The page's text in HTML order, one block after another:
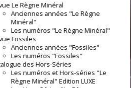
Le Règne Minéral
Anciennes années "Le Règne
Minéral"
Les numéros "Le Règne Minéral"
Fossiles
Anciennes années "Fossiles"
Les numéros "Fossiles"
des Hors-Séries
Les numéros et Hors-séries "Le
Règne Minéral" Edition LUXE